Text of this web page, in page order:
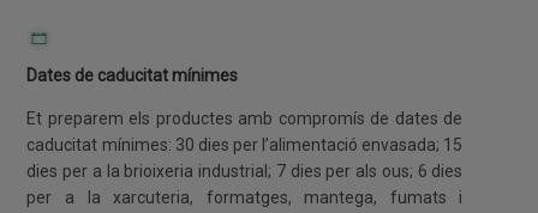
Dates de caducitat mínimes
Et preparem els productes amb compromís de dates de
caducitat mínimes: 30 dies per l’alimentació envasada; 15
dies per a la brioixeria industrial; 7 dies per als ous; 6 dies
per a la xarcuteria, formatges, mantega, fumats i